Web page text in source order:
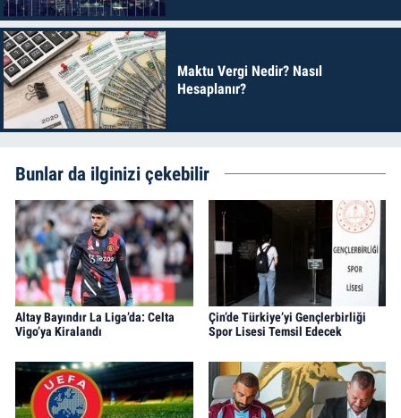
Maktu Vergi Nedir? Nasıl
Hesaplanır?
Bunlar da ilginizi çekebilir
Altay Bayındır La Liga’da: Celta
Vigo’ya Kiralandı
Çin’de Türkiye’yi Gençlerbirliği
Spor Lisesi Temsil Edecek